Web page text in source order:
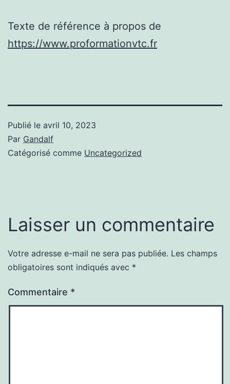
Texte de référence à propos de
https://www.proformationvtc.fr
Publié le avril 10, 2023
Par Gandalf
Catégorisé comme Uncategorized
Laisser un commentaire
Votre adresse e-mail ne sera pas publiée. Les champs
obligatoires sont indiqués avec *
Commentaire *